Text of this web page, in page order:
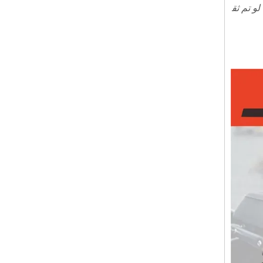
تم ثق